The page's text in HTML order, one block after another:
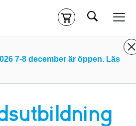
Kassa
för att köpa kurser.
till alla tillgängliga onlinekurser.
Sök
7-8 december är öppen. Läs